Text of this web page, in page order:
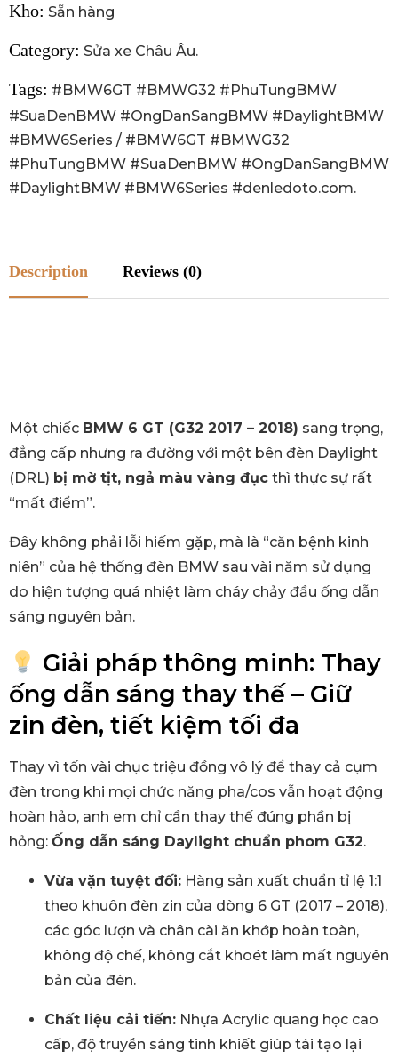
Kho: Sẵn hàng
Category: Sửa xe Châu Âu.
Tags: #BMW6GT #BMWG32 #PhuTungBMW
#SuaDenBMW #OngDanSangBMW #DaylightBMW
#BMW6Series / #BMW6GT #BMWG32
#PhuTungBMW #SuaDenBMW #OngDanSangBMW
#DaylightBMW #BMW6Series #denledoto.com.
Description Reviews (0)
Một chiếc BMW 6 GT (G32 2017 – 2018) sang trọng,
đẳng cấp nhưng ra đường với một bên đèn Daylight
(DRL) bị mờ tịt, ngả màu vàng đục thì thực sự rất
“mất điểm”.
Đây không phải lỗi hiếm gặp, mà là “căn bệnh kinh
niên” của hệ thống đèn BMW sau vài năm sử dụng
do hiện tượng quá nhiệt làm cháy chảy đầu ống dẫn
sáng nguyên bản.
Giải pháp thông minh: Thay
ống dẫn sáng thay thế – Giữ
zin đèn, tiết kiệm tối đa
Thay vì tốn vài chục triệu đồng vô lý để thay cả cụm
đèn trong khi mọi chức năng pha/cos vẫn hoạt động
hoàn hảo, anh em chỉ cần thay thế đúng phần bị
hỏng: Ống dẫn sáng Daylight chuẩn phom G32.
Vừa vặn tuyệt đối: Hàng sản xuất chuẩn tỉ lệ 1:1
theo khuôn đèn zin của dòng 6 GT (2017 – 2018),
các góc lượn và chân cài ăn khớp hoàn toàn,
không độ chế, không cắt khoét làm mất nguyên
bản của đèn.
Chất liệu cải tiến: Nhựa Acrylic quang học cao
cấp, độ truyền sáng tinh khiết giúp tái tạo lại